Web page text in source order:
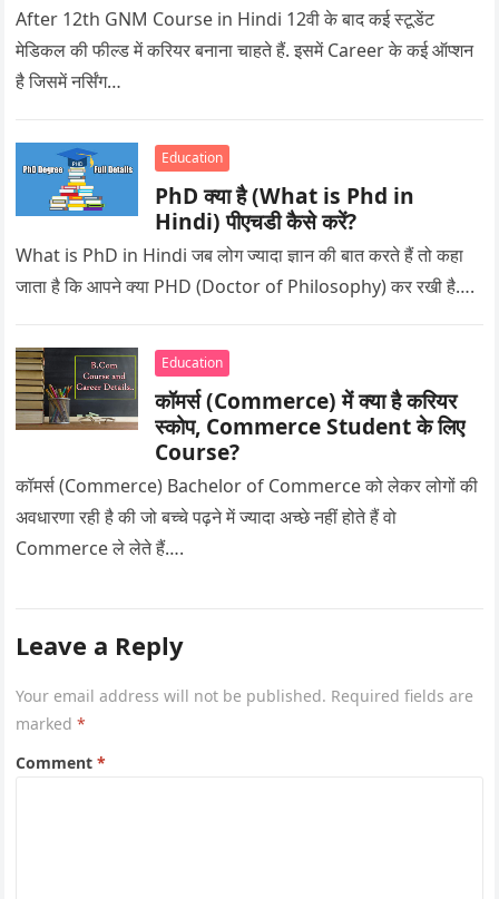
After 12th GNM Course in Hindi 12वी के बाद कई स्टूडेंट
मेडिकल की फील्ड में करियर बनाना चाहते हैं. इसमें Career के कई ऑप्शन
है जिसमें नर्सिंग…
Education
PhD क्या है (What is Phd in
Hindi) पीएचडी कैसे करें?
What is PhD in Hindi जब लोग ज्यादा ज्ञान की बात करते हैं तो कहा
जाता है कि आपने क्या PHD (Doctor of Philosophy) कर रखी है….
Education
कॉमर्स (Commerce) में क्या है करियर
स्कोप, Commerce Student के लिए
Course?
कॉमर्स (Commerce) Bachelor of Commerce को लेकर लोगों की
अवधारणा रही है की जो बच्चे पढ़ने में ज्यादा अच्छे नहीं होते हैं वो
Commerce ले लेते हैं….
Leave a Reply
Your email address will not be published. Required fields are
marked*
Comment*